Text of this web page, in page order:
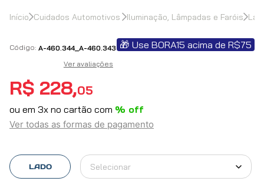
Cuidados Automotivos Iluminação, Lâmpadas e Faróis
🎁 Use BORA15 acima de R$75
A-460.344_A-460.343
Ver avaliações
R$ 228,05
ou em 3x no cartão com % off
Ver todas as formas de pagamento
LADO Selecionar